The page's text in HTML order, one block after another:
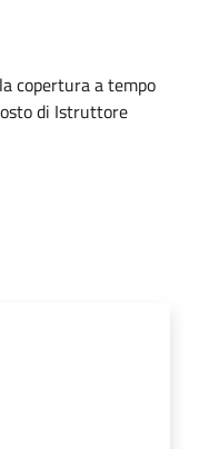
copertura a tempo
di Istruttore